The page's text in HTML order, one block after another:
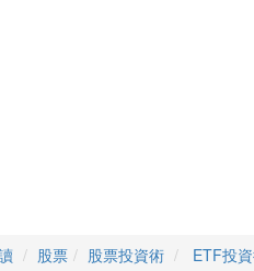
股票 股票投資術 ETF投